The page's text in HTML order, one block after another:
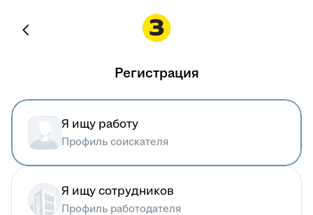
Регистрация
Я ищу работу
Профиль соискателя
Я ищу сотрудников
Профиль работодателя